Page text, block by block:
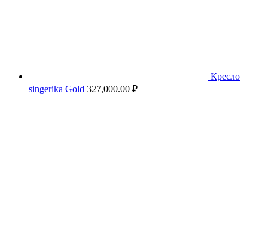
Кресло
singerika Gold 327,000.00 ₽